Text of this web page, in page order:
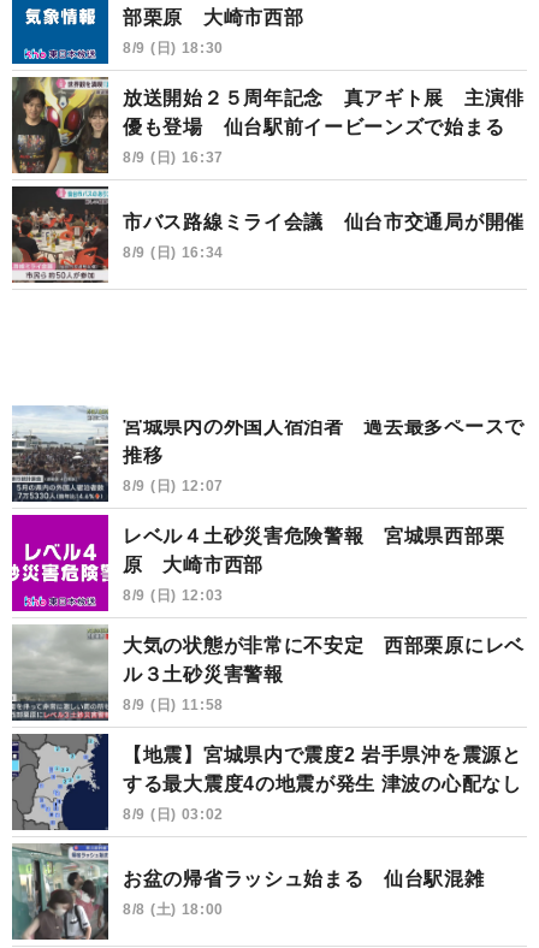
部栗原 大崎市西部
8/9 (日) 18:30
放送開始２５周年記念 真アギト展 主演俳
優も登場 仙台駅前イービーンズで始まる
8/9 (日) 16:37
市バス路線ミライ会議 仙台市交通局が開催
8/9 (日) 16:34
宮城県内の外国人宿泊者 過去最多ペースで
推移
8/9 (日) 12:07
レベル４土砂災害危険警報 宮城県西部栗
原 大崎市西部
8/9 (日) 12:03
大気の状態が非常に不安定 西部栗原にレベ
ル３土砂災害警報
8/9 (日) 11:58
【地震】宮城県内で震度2 岩手県沖を震源と
する最大震度4の地震が発生 津波の心配なし
8/9 (日) 03:02
お盆の帰省ラッシュ始まる 仙台駅混雑
8/8 (土) 18:00